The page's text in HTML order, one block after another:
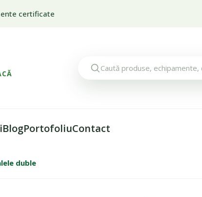
certificate
BlogPortofoliuContact
duble